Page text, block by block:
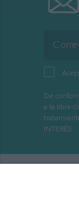
De
a la libre
INTERÉS.